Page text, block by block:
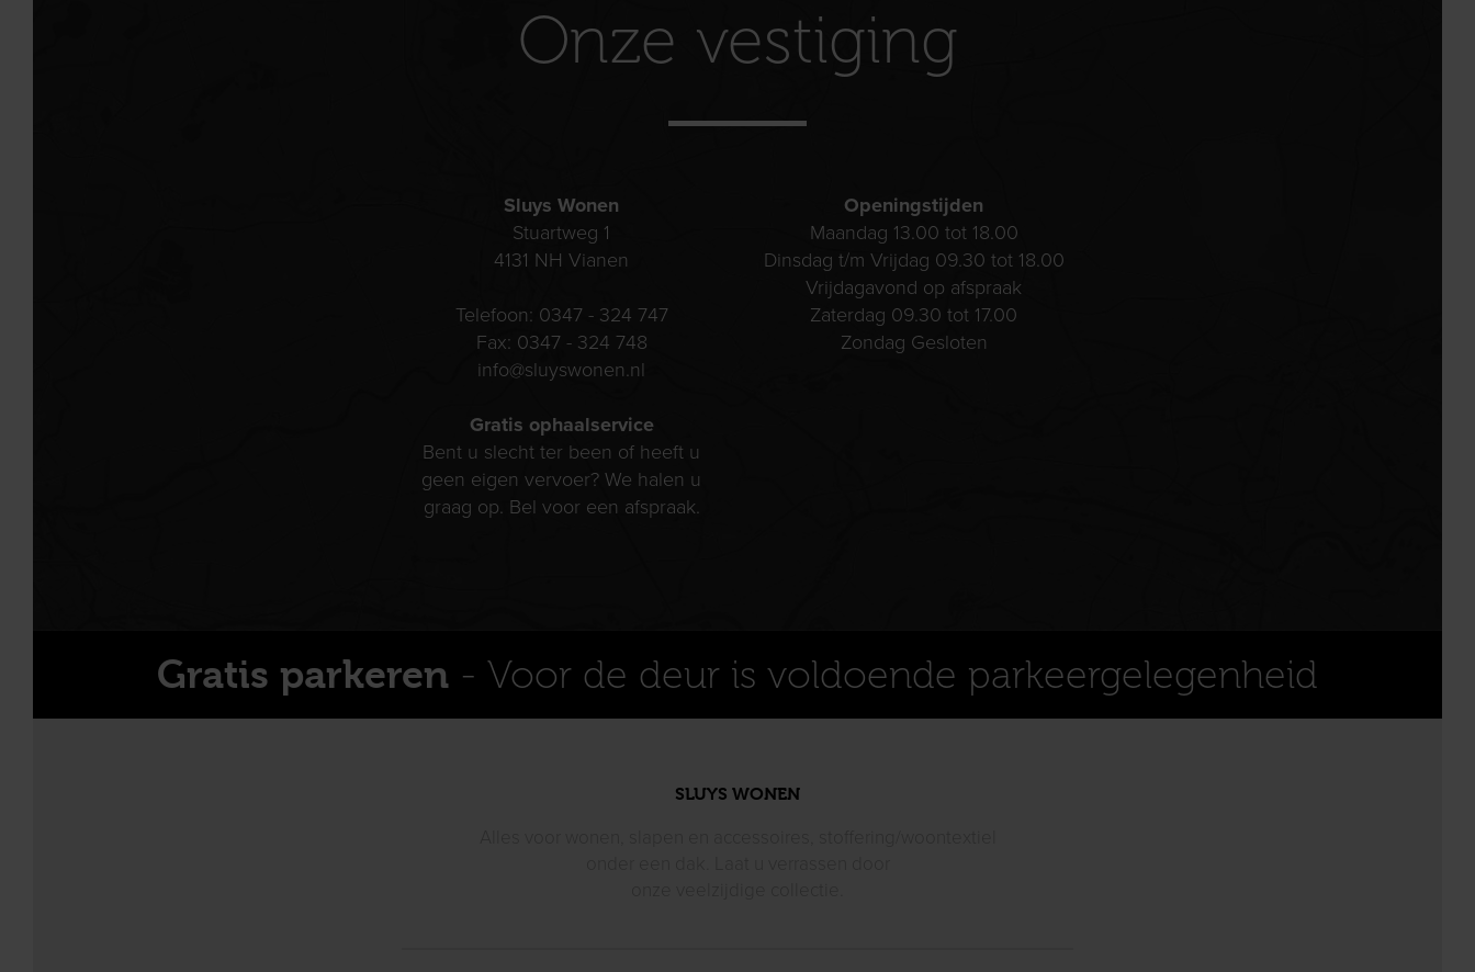
Onze vestiging
Sluys Wonen
Stuartweg 1
4131 NH Vianen
Telefoon: 0347 - 324 747
Fax: 0347 - 324 748
info@sluyswonen.nl
Gratis ophaalservice
Bent u slecht ter been of heeft u
geen eigen vervoer? We halen u
graag op. Bel voor een afspraak.
Openingstijden
Maandag 13.00 tot 18.00
Dinsdag t/m Vrijdag 09.30 tot 18.00
Vrijdagavond op afspraak
Zaterdag 09.30 tot 17.00
Zondag Gesloten
Gratis parkeren - Voor de deur is voldoende parkeergelegenheid
SLUYS WONEN